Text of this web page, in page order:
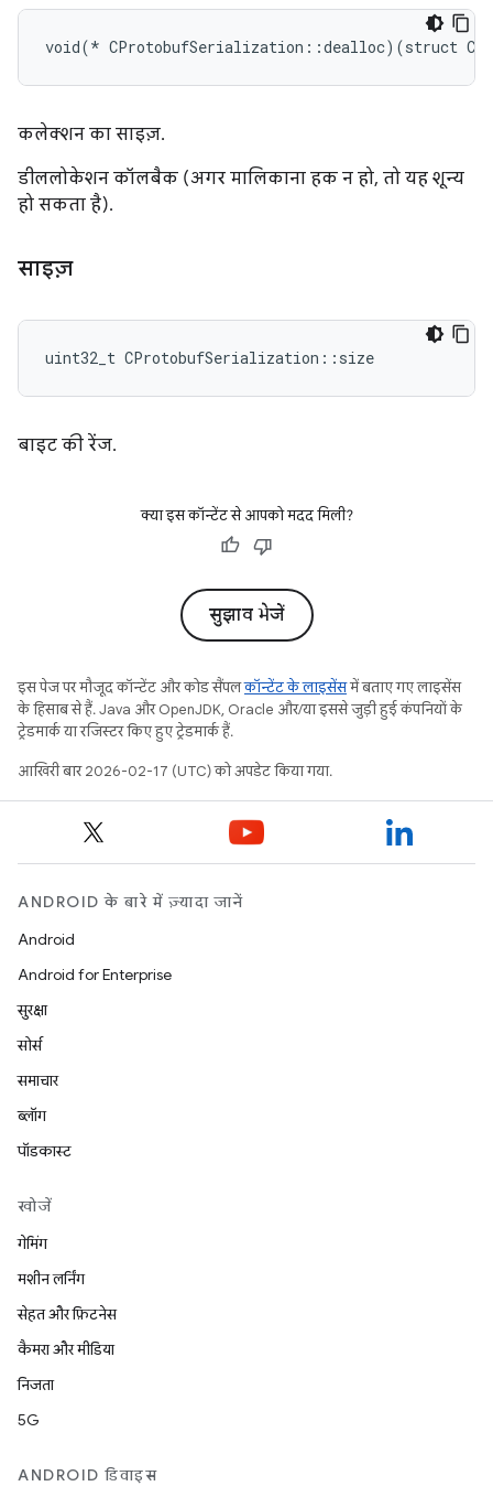
void(* CProtobufSerialization::dealloc)(struct
कलेक्शन का साइज़.
डीललोकेशन कॉलबैक (अगर मालिकाना हक न हो, तो यह शून्य
हो सकता है).
साइज़
uint32_t CProtobufSerialization::size
बाइट की रेंज.
क्या इस कॉन्टेंट से आपको मदद मिली?
सुझाव भेजें
इस पेज पर मौजूद कॉन्टेंट और कोड सैंपलकॉन्टेंट के लाइसेंसमें बताए गए लाइसेंस
के हिसाब से हैं. Java और OpenJDK, Oracle और/या इससे जुड़ी हुई कंपनियों के
ट्रेडमार्क या रजिस्टर किए हुए ट्रेडमार्क हैं.
आखिरी बार 2026-02-17 (UTC) को अपडेट किया गया.
ANDROID के बारे में ज़्यादा जानें
Android
Android for Enterprise
सुरक्षा
सोर्स
समाचार
ब्लॉग
पॉडकास्ट
खोजें
गेमिंग
मशीन लर्निंग
सेहत और फ़िटनेस
कैमरा और मीडिया
निजता
5G
ANDROID डिवाइस